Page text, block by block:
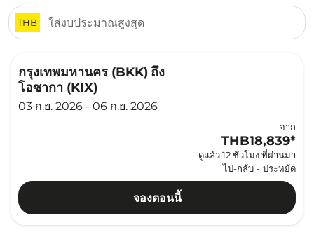
THB
กรุงเทพมหานคร (BKK) ถึง
โอซากา (KIX)
03 ก.ย. 2026 - 06 ก.ย. 2026
จาก
THB18,839*
ดูแล้ว 12 ชั่วโมง ที่ผ่านมา
ไป-กลับ - ประหยัด
จองตอนนี้